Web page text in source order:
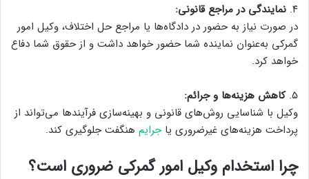
۴. نمایندگی در مراجع قانونی:
در صورت نیاز به حضور در دادگاه‌ها یا مراجع حل اختلاف، وکیل امور
گمرکی به‌عنوان نماینده شما حضور خواهد داشت و از حقوق شما دفاع
خواهد کرد.
۵. کاهش هزینه‌ها و جرائم:
وکیل با شناسایی روش‌های قانونی و بهینه‌سازی فرآیندها می‌تواند از
پرداخت هزینه‌های غیرضروری یاجرایم هنگفت جلوگیری کند.
چرا استخدام وکیل امور گمرکی ضروری است؟